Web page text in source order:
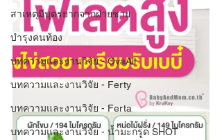
สาเหตุมีบุตรยากจากฝ่ายชาย
บำรุงคนท้อง
บทความและงานวิจัย - OvaAll
บทความและงานวิจัย - Ferty
บทความและงานวิจัย - Ferta
บทความและงานวิจัย - น้ำมะกรูด SHOT